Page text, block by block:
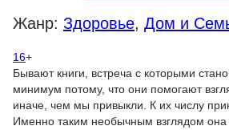
Жанр: Здоровье, Дом и
16+
Бывают книги, встреча с которыми
минимум потому, что они помогают
иначе, чем мы привыкли. К их числу
Именно таким необычным взглядом она